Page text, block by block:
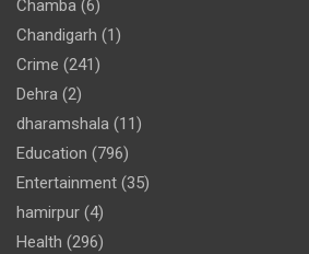
Chamba (6)
Chandigarh (1)
Crime (241)
Dehra (2)
dharamshala (11)
Education (796)
Entertainment (35)
hamirpur (4)
Health (296)